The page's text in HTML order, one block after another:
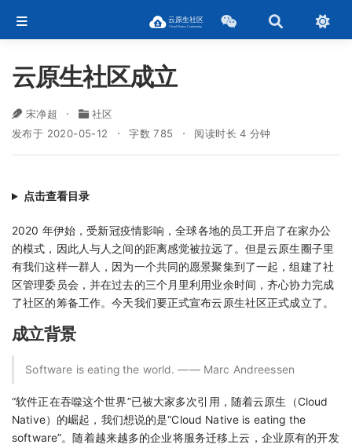
云原生社区成立
宋净超
社区
发布于 2020-05-12
字数 785 阅读时长 4 分钟
点击查看目录
2020 年伊始，受新冠疫情影响，全球各地的员工开启了在家办公
的模式，因此人与人之间的距离感觉被拉远了。但是云原生圈子里
有我们这样一群人，因为一个共同的愿景聚集到了一起，组建了社
区管理委员会，并在过去的三个月里利用业余时间，齐心协力完成
了社区的筹备工作。今天我们要正式宣布云原生社区正式成立了。
成立背景
Software is eating the world. —— Marc Andreessen
“软件正在吞噬这个世界”已被大家多次引用，随着云原生（Cloud
Native）的崛起，我们想说的是“Cloud Native is eating the
software”。随着越来越多的企业将服务迁移上云，企业原有的开发